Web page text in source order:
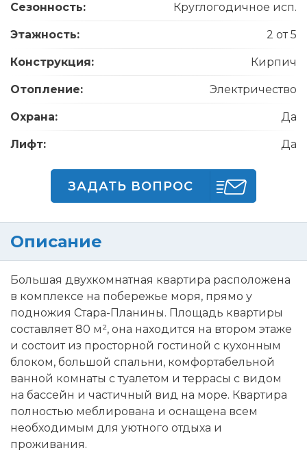
Сезонность: Круглогодичное исп.
Этажность: 2 от 5
Конструкция: Кирпич
Отопление: Электричество
Охрана: Да
Лифт: Да
ЗАДАТЬ ВОПРОС
Описание
Большая двухкомнатная квартира расположена
в комплексе на побережье моря, прямо у
подножия Стара-Планины. Площадь квартиры
составляет 80 м², она находится на втором этаже
и состоит из просторной гостиной с кухонным
блоком, большой спальни, комфортабельной
ванной комнаты с туалетом и террасы с видом
на бассейн и частичный вид на море. Квартира
полностью меблирована и оснащена всем
необходимым для уютного отдыха и
проживания.